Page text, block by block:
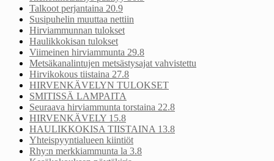
Talkoot perjantaina 20.9
Susipuhelin muuttaa nettiin
Hirviammunnan tulokset
Haulikkokisan tulokset
Viimeinen hirviammunta 29.8
Metsäkanalintujen metsästysajat vahvistettu
Hirvikokous tiistaina 27.8
HIRVENKÄVELYN TULOKSET
SMITISSÄ LAMPAITA
Seuraava hirviammunta torstaina 22.8
HIRVENKÄVELY 15.8
HAULIKKOKISA TIISTAINA 13.8
Yhteispyyntialueen kiintiöt
Rhy:n merkkiammunta la 3.8